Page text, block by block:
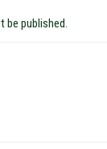
be published.